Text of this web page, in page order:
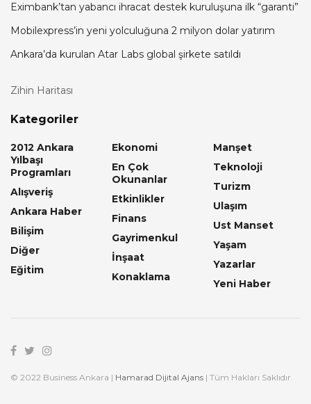
Eximbank’tan yabancı ihracat destek kuruluşuna ilk “garanti”
Mobilexpress’in yeni yolculuğuna 2 milyon dolar yatırım
Ankara’da kurulan Atar Labs global şirkete satıldı
Zihin Haritası
Kategoriler
2012 Ankara
Yılbaşı
Programları
Alışveriş
Ankara Haber
Bilişim
Diğer
Eğitim
Ekonomi
En Çok
Okunanlar
Etkinlikler
Finans
Gayrimenkul
İnşaat
Konaklama
Manşet
Teknoloji
Turizm
Ulaşım
Ust Manset
Yaşam
Yazarlar
Yeni Haber
© 2022 Business Ankara | Hamarad Dijital Ajans | Tüm Hakları Saklıdır.